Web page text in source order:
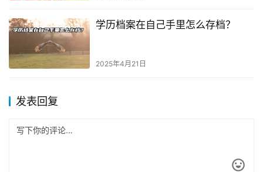
学历档案在自己手里怎么存档？
2025年4月21日
发表回复